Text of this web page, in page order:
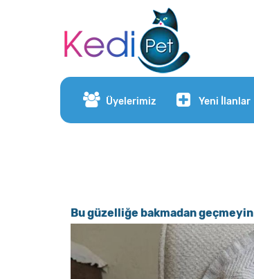
Üyelerimiz Yeni İlanlar
Bu güzelliğe bakmadan geçmeyin